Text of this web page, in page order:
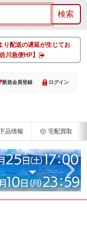
り配送の遅延が生じてお
川急便HP】
新規会員登録 ログイン
品情報 宅配買取